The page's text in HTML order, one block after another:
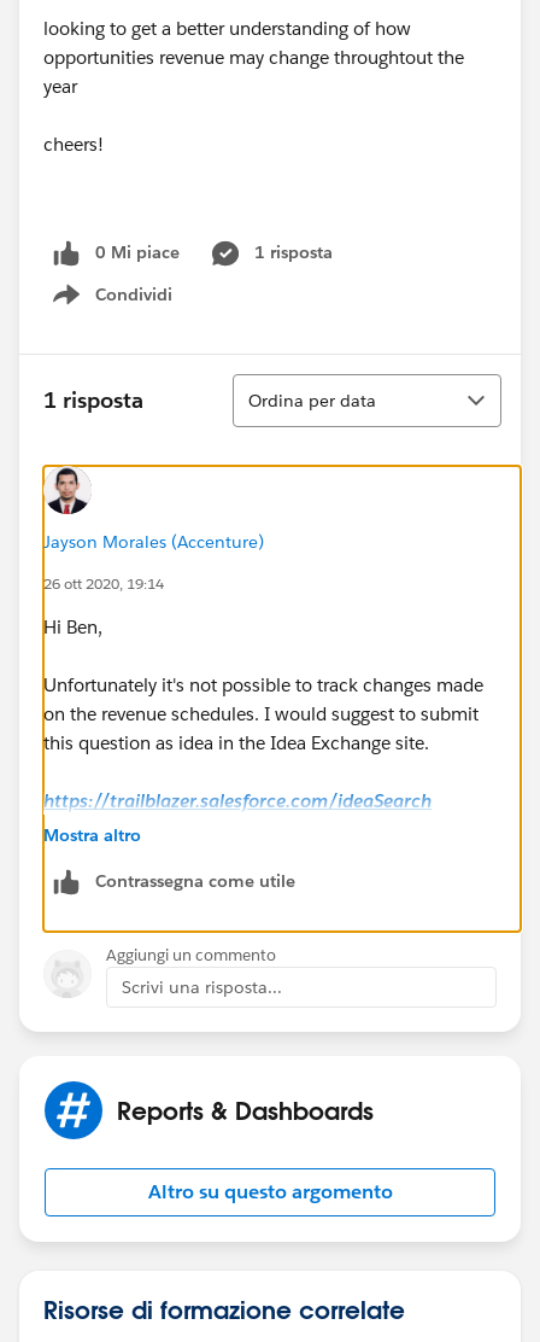
looking to get a better understanding of how
opportunities revenue may change throughtout the
year
cheers!
0 Mi piace
1 risposta
Condividi
Show menu
1 risposta
Ordina
Ordina per data
Jayson Morales (Accenture)
26 ott 2020, 19:14
Hi Ben,
Unfortunately it's not possible to track changes made
on the revenue schedules. I would suggest to submit
this question as idea in the Idea Exchange site.
https://trailblazer.salesforce.com/ideaSearch
Mostra altro
Contrassegna come utile
Aggiungi un commento
Scrivi una risposta...
Reports & Dashboards
Altro su questo argomento
Risorse di formazione correlate